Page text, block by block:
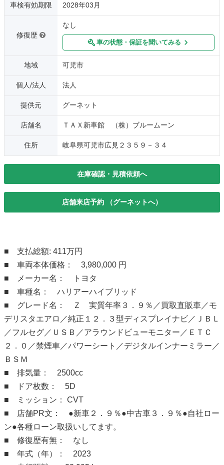
車検有効期限 2028年03月
修復歴
なし
車の状態・保証を聞いてみる
地域 可児市
個人/法人 法人
提供元 グーネット
店舗名 ＴＡＸ新車館 （株）ブルームーン
住所 岐阜県可児市広見２３５９－３４
在庫確認・見積依頼へ
店舗来店予約 （グーネットへ）
■ 支払総額: 411万円
■ 車両本体価格： 3,980,000 円
■ メーカー名： トヨタ
■ 車種名： ハリアーハイブリッド
■ グレード名： Ｚ 実質年率３．９％／買取直販車／モ
デリスタエアロ／純正１２．３型ディスプレイナビ／ＪＢＬ
／フルセグ／ＵＳＢ／アラウンドビューモニター／ＥＴＣ
２．０／禁煙車／パワーシート／デジタルインナーミラー／
ＢＳＭ
■ 排気量： 2500cc
■ ドア枚数： 5D
■ ミッション： CVT
■ 店舗PR文： ●新車２．９％●中古車３．９％●自社ロー
ン●各種ローン取扱いしてます。
■ 修復歴有無： なし
■ 年式（年）： 2023